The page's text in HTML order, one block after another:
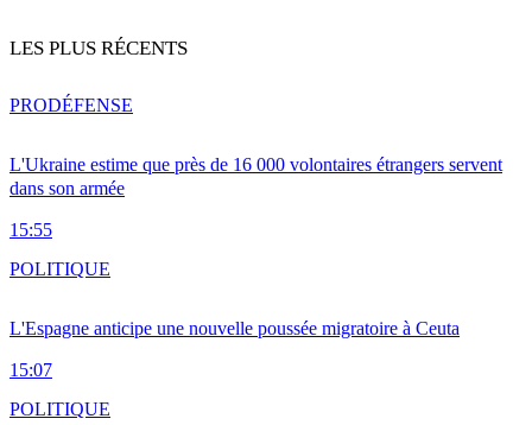
LES PLUS RÉCENTS
L'Ukraine estime que près de 16 000 volontaires étrangers servent
dans son armée
15:55
PRODÉFENSE
L'Espagne anticipe une nouvelle poussée migratoire à Ceuta
15:07
POLITIQUE
POLITIQUE